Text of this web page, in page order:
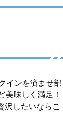
インを済ませ部
美味しく満足！
沢したいならこ